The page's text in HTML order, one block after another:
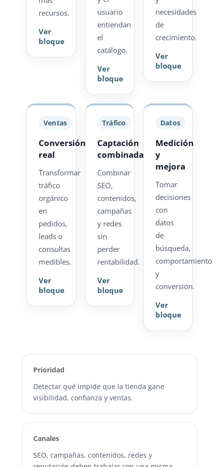
recursos.
Ver
bloque
usuario
entiendan
el
catálogo.
Ver
bloque
necesidades
de
crecimiento.
Ver
bloque
Ventas
Conversión
real
Transformar
tráfico
orgánico
en
pedidos,
leads o
consultas
medibles.
Ver
bloque
Tráfico
Captación
combinada
Combinar
SEO,
contenidos,
campañas
y redes
sin
perder
rentabilidad.
Ver
bloque
Datos
Medición
y
mejora
Tomar
decisiones
con
datos
de
búsqueda,
comportamiento
y
conversión.
Ver
bloque
Prioridad
Detectar qué impide que la tienda gane
visibilidad, confianza y ventas.
Canales
SEO, campañas, contenidos, redes y